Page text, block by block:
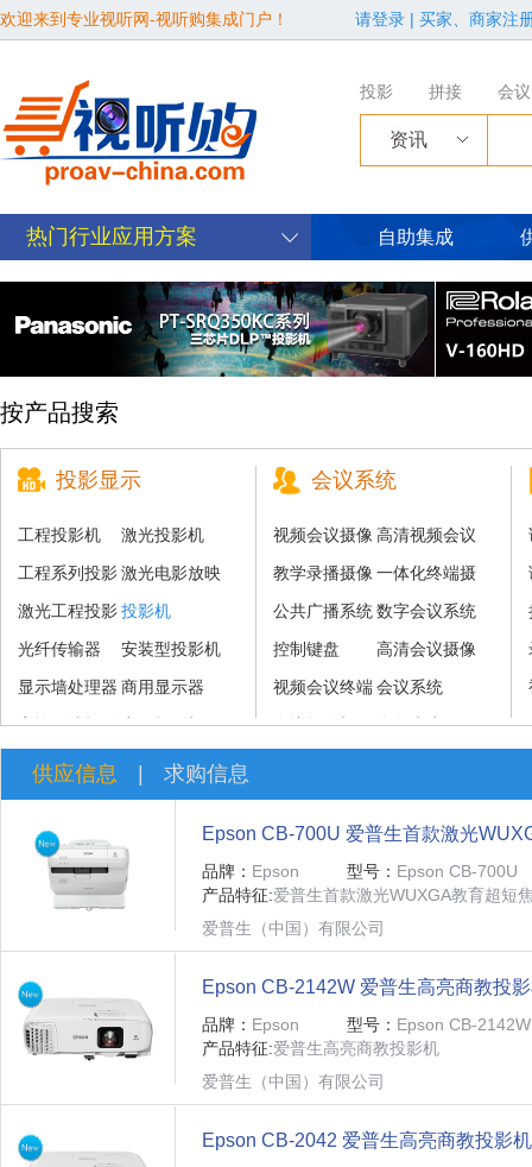
欢迎来到专业视听网-视听购集成门户！ 请登录 | 买家、商家注
投影 拼接 会议
资讯
热门行业应用方案 自助集成
按产品搜索
投影显示
工程投影机
激光投影机
工程系列投影
机
激光电影放映
机
激光工程投影
机
投影机
光纤传输器
安装型投影机
显示墙处理器 商用显示器
家族影院投影商用投影机
会议系统
视频会议摄像
机
高清视频会议
摄像机
教学录播摄像
机
一体化终端摄
像机
公共广播系统数字会议系统
控制键盘
高清会议摄像
机
视频会议终端
及系统
会议系统
会议摄像机
全向麦克风
供应信息 求购信息
Epson CB-700U 爱普生首款激光
机
品牌： Epson 型号： Epson CB-700U
产品特征:爱普生首款激光WUXGA教育超短
爱普生（中国）有限公司
Epson CB-2142W 爱普生高亮商教投
品牌： Epson 型号： Epson CB-2142W
产品特征:爱普生高亮商教投影机
爱普生（中国）有限公司
Epson CB-2042 爱普生高亮商教投影机